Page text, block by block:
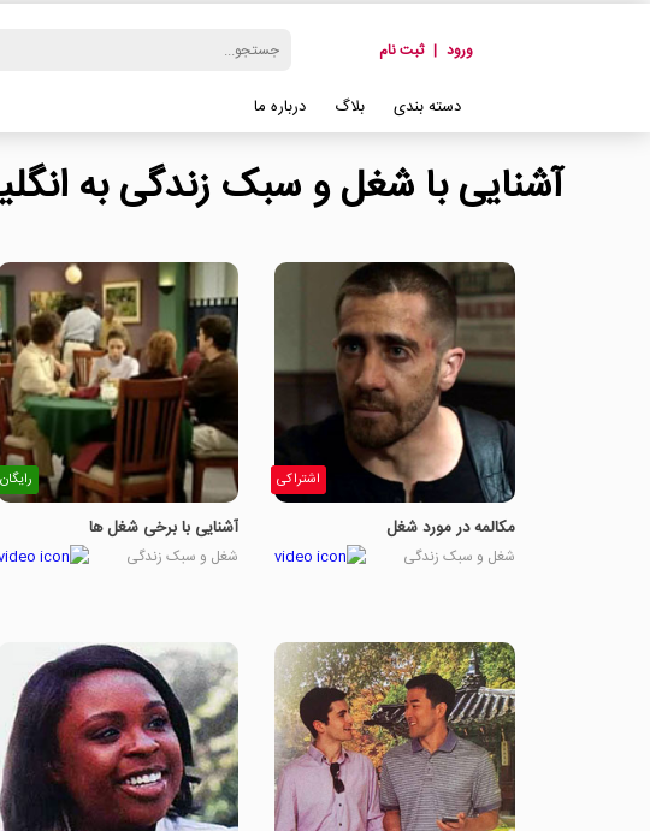
ورود | ثبت نام
دسته بندی بلاگ درباره ما
آشنایی با شغل و سبک زندگی به
اشتراکی
مکالمه در مورد شغل
شغل و سبک زندگی
رایگان
آشنایی با برخی شغل ها
شغل و سبک زندگی